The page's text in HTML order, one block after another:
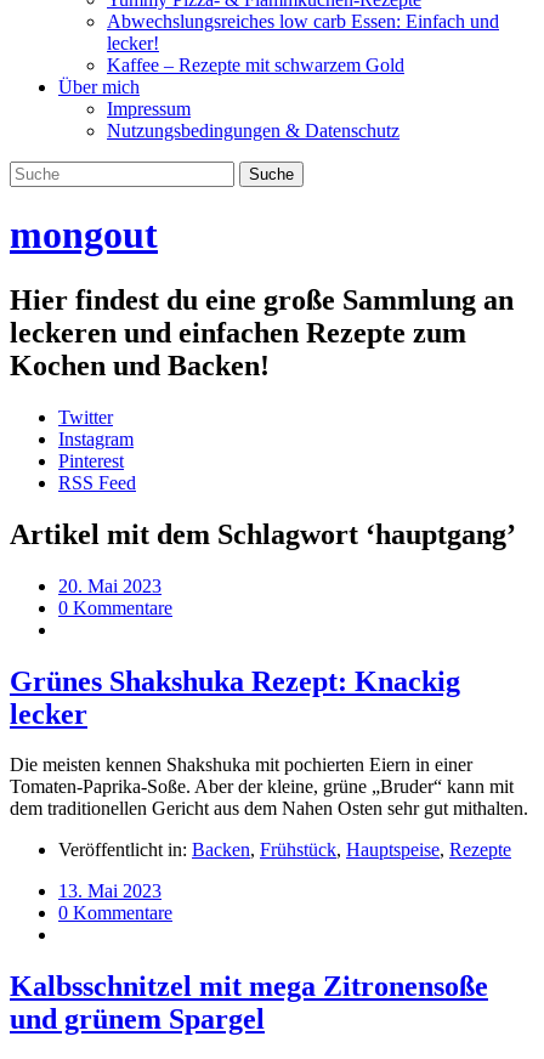
Abwechslungsreiches low carb Essen: Einfach und
lecker!
Kaffee – Rezepte mit schwarzem Gold
Über mich
Impressum
Nutzungsbedingungen & Datenschutz
mongout
Hier findest du eine große Sammlung an
leckeren und einfachen Rezepte zum
Kochen und Backen!
Twitter
Instagram
Pinterest
RSS Feed
Artikel mit dem Schlagwort ‘hauptgang’
20. Mai 2023
0 Kommentare
Grünes Shakshuka Rezept: Knackig
lecker
Die meisten kennen Shakshuka mit pochierten Eiern in einer
Tomaten-Paprika-Soße. Aber der kleine, grüne „Bruder“ kann mit
dem traditionellen Gericht aus dem Nahen Osten sehr gut mithalten.
Veröffentlicht in: Backen, Frühstück, Hauptspeise, Rezepte
13. Mai 2023
0 Kommentare
Kalbsschnitzel mit mega Zitronensoße
und grünem Spargel